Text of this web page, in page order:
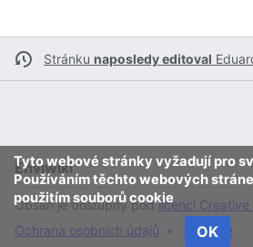
Stránku naposledy editoval
Tyto webové stránky vyžadují pro
Používáním těchto webových
použitím souborů cookie
OK
Enviwiki
Obsah je dostupný podlicencí
Ochrana osobních údajů
Klasické